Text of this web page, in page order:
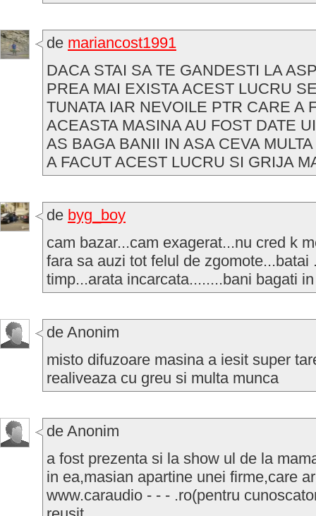
de mariancost1991
DACA STAI SA TE GANDESTI LA
PREA MAI EXISTA ACEST LUCRU
TUNATA IAR NEVOILE PTR CARE A
ACEASTA MASINA AU FOST DATE
AS BAGA BANII IN ASA CEVA
A FACUT ACEST LUCRU SI GRIJA
de byg_boy
cam bazar...cam exagerat...nu cred k
fara sa auzi tot felul de zgomote...batai
timp...arata incarcata........bani bagati
de Anonim
misto difuzoare masina a iesit super
realiveaza cu greu si multa munca
de Anonim
a fost prezenta si la show ul de la
in ea,masian apartine unei firme,care
www.caraudio - - - .ro(pentru